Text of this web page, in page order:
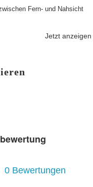
Fern- und Nahsicht
Jetzt anzeigen
0 Bewertungen